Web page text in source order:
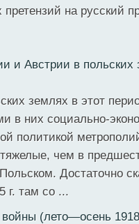
претензий на русский
и Австрии в польских
землях в этот
в них социально-
политикой
тяжелые, чем в
Достаточно
г. там со ...
(лето—осень